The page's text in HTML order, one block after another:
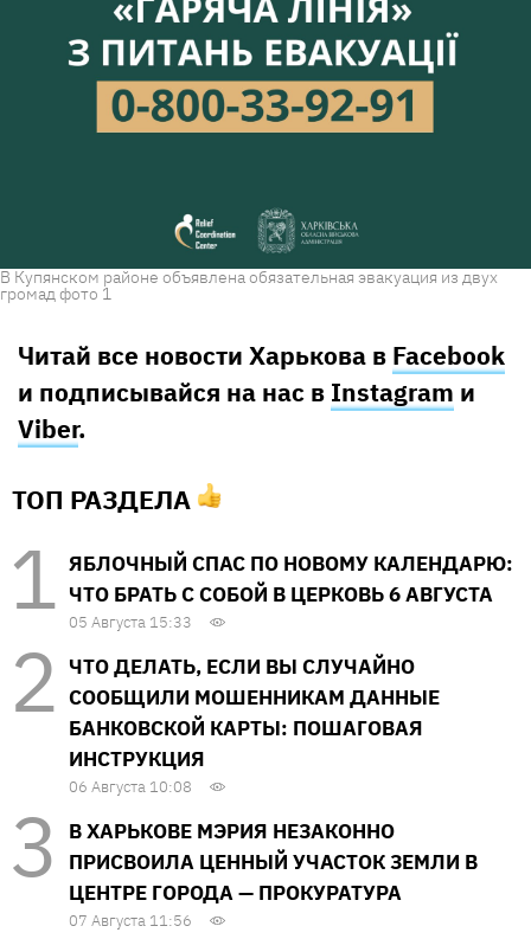
В Купянском районе объявлена обязательная эвакуация из двух
громад фото 1
Читай все новости Харькова в Facebook
и подписывайся на нас в Instagram и
Viber.
ТОП РАЗДЕЛА
ЯБЛОЧНЫЙ СПАС ПО НОВОМУ КАЛЕНДАРЮ:
ЧТО БРАТЬ С СОБОЙ В ЦЕРКОВЬ 6 АВГУСТА
05 Августа 15:33
ЧТО ДЕЛАТЬ, ЕСЛИ ВЫ СЛУЧАЙНО
СООБЩИЛИ МОШЕННИКАМ ДАННЫЕ
БАНКОВСКОЙ КАРТЫ: ПОШАГОВАЯ
ИНСТРУКЦИЯ
06 Августа 10:08
В ХАРЬКОВЕ МЭРИЯ НЕЗАКОННО
ПРИСВОИЛА ЦЕННЫЙ УЧАСТОК ЗЕМЛИ В
ЦЕНТРЕ ГОРОДА — ПРОКУРАТУРА
07 Августа 11:56